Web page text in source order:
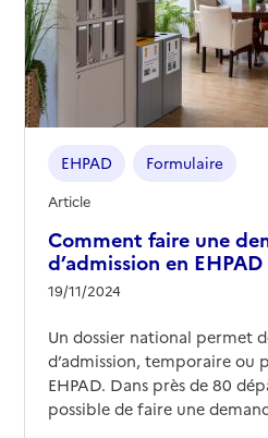
Comment faire une
d’admission en EHPAD
19/11/2024
EHPAD Formulaire
Article
Un dossier national permet
d’admission, temporaire ou
EHPAD. Dans près de 80
possible de faire une